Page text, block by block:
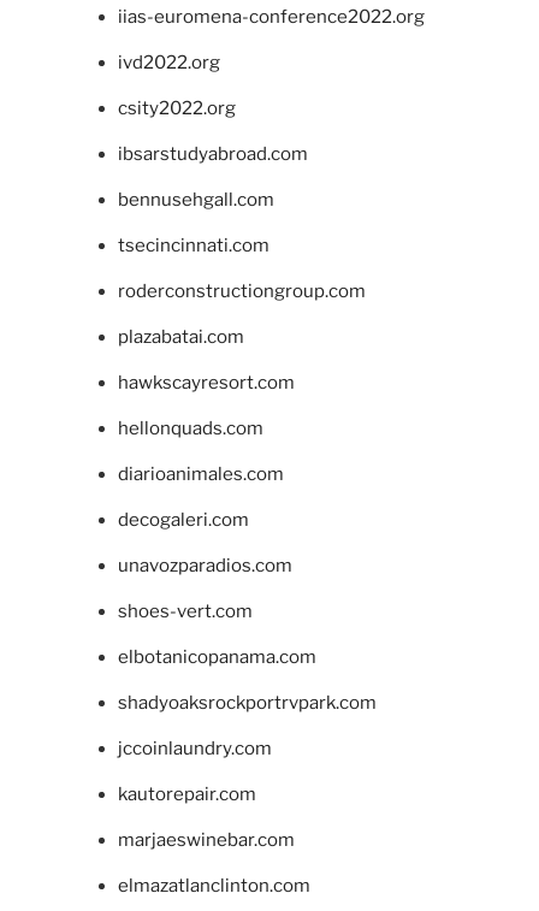
iias-euromena-conference2022.org
ivd2022.org
csity2022.org
ibsarstudyabroad.com
bennusehgall.com
tsecincinnati.com
roderconstructiongroup.com
plazabatai.com
hawkscayresort.com
hellonquads.com
diarioanimales.com
decogaleri.com
unavozparadios.com
shoes-vert.com
elbotanicopanama.com
shadyoaksrockportrvpark.com
jccoinlaundry.com
kautorepair.com
marjaeswinebar.com
elmazatlanclinton.com